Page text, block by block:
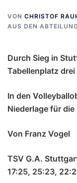
VON CHRISTOF
AUS DEN
Durch Sieg in
Tabellenplatz drei
In den
Niederlage für
Von Franz Vogel
TSV G.A.
17:25, 25:23,